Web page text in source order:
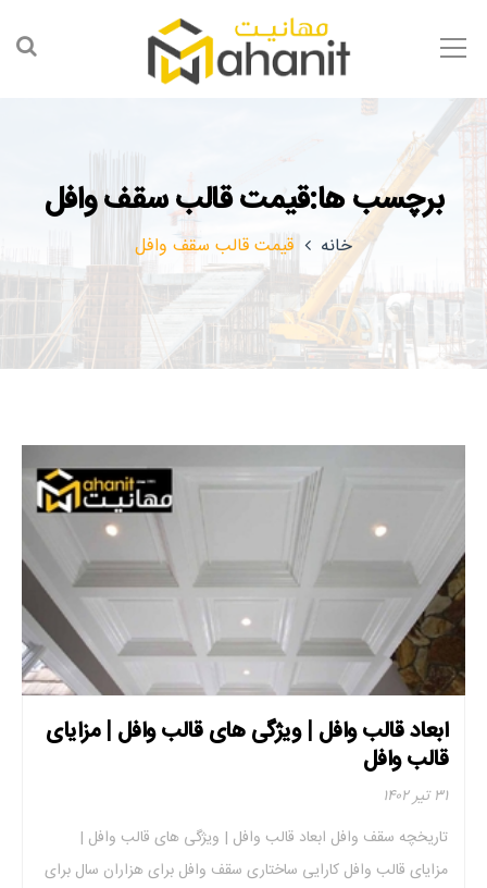
برچسب ها:قیمت قالب سقف وافل
خانه قیمت قالب سقف وافل
ابعاد قالب وافل | ویژگی های قالب وافل | مزایای
قالب وافل
۳۱ تیر ۱۴۰۲
تاریخچه سقف وافل ابعاد قالب وافل | ویژگی های قالب وافل |
مزایای قالب وافل کارایی ساختاری سقف وافل برای هزاران سال برای